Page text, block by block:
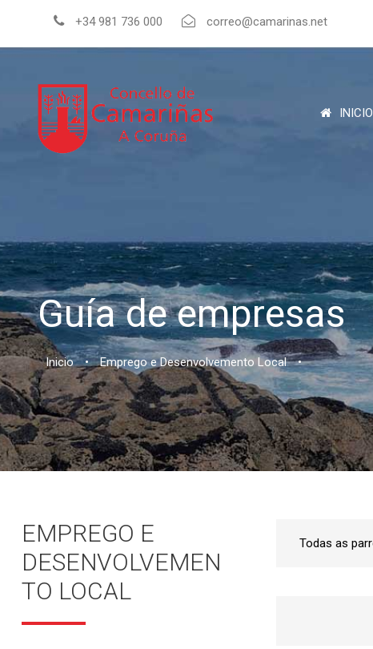
+34 981 736 000 correo@camarinas.net
INICIO
Guía de empresas
Inicio • Emprego e Desenvolvemento Local •
EMPREGO E
DESENVOLVEMEN
TO LOCAL